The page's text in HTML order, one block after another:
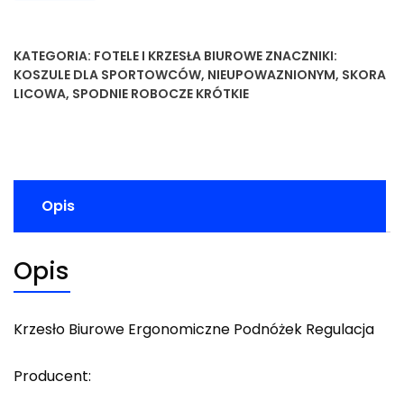
KATEGORIA: FOTELE I KRZESŁA BIUROWE ZNACZNIKI:
KOSZULE DLA SPORTOWCÓW, NIEUPOWAZNIONYM, SKORA
LICOWA, SPODNIE ROBOCZE KRÓTKIE
Opis
Opis
Krzesło Biurowe Ergonomiczne Podnóżek Regulacja
Producent: